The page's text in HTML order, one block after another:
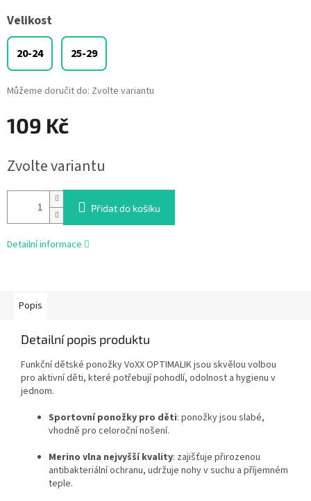
109 Kč
cena:
Zvolte variantu
Velikost
20-24 25-29
Můžeme doručit do: Zvolte variantu
Přidat do košíku
Detailní informace
Popis
Detailní popis produktu
Funkční dětské ponožky VoXX OPTIMALIK jsou skvělou volbou
pro aktivní děti, které potřebují pohodlí, odolnost a hygienu v
jednom.
Sportovní ponožky pro děti: ponožky jsou slabé,
vhodně pro celoroční nošení.
Merino vlna nejvyšší kvality: zajišťuje přirozenou
antibakteriální ochranu, udržuje nohy v suchu a příjemném
teple.